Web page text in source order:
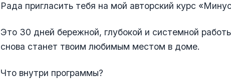
Рада пригласить тебя на мой авторский курс
Это 30 дней бережной, глубокой и системной
снова станет твоим любимым местом в доме.
Что внутри программы?